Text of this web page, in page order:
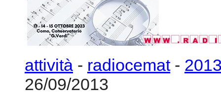
attività - radiocemat-
26/09/2013